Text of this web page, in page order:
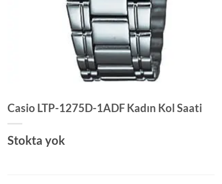
Casio LTP-1275D-1ADF Kadın Kol Saati
Stokta yok